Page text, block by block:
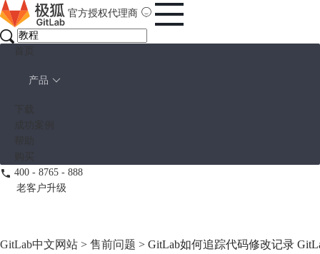
官方授权代理商
产品
400 - 8765 - 888
老客户升级
GitLab中文网站 > 售前问题 > GitLab如何追踪代码修改记录